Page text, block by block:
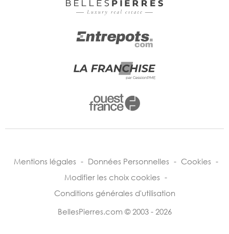
Mentions légales - Données Personnelles - Cookies -
Modifier les choix cookies -
Conditions générales d'utilisation
BellesPierres.com © 2003 - 2026